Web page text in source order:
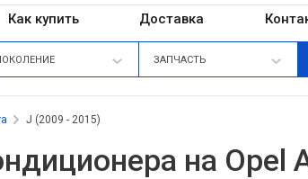
Как купить Доставка
ЗАПЧАСТЬ
J (2009 - 2015)
на Opel